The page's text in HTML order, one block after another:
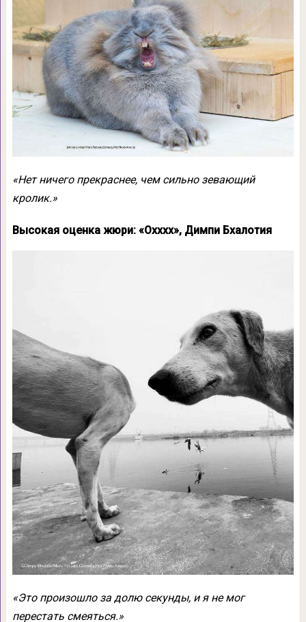
«Нет ничего прекраснее, чем сильно зевающий
кролик.»
Высокая оценка жюри: «Охххх», Димпи Бхалотия
«Это произошло за долю секунды, и я не мог
перестать смеяться.»